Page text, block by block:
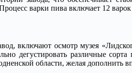
варки пива включает 12
включают осмотр музея
дегустировать различные
области, желая дополнить